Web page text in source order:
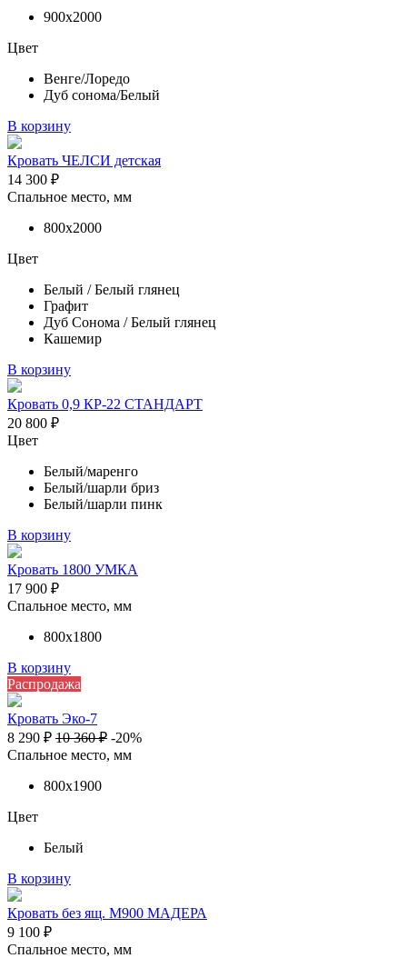
900х2000
Цвет
Венге/Лоредо
Дуб сонома/Белый
В корзину
Кровать ЧЕЛСИ детская
14 300 ₽
Спальное место, мм
800х2000
Цвет
Белый / Белый глянец
Графит
Дуб Сонома / Белый глянец
Кашемир
В корзину
Кровать 0,9 КР-22 СТАНДАРТ
20 800 ₽
Цвет
Белый/маренго
Белый/шарли бриз
Белый/шарли пинк
В корзину
Кровать 1800 УМКА
17 900 ₽
Спальное место, мм
800х1800
В корзину
Распродажа
Кровать Эко-7
8 290 ₽ 10 360₽ -20%
Спальное место, мм
800х1900
Цвет
Белый
В корзину
Кровать без ящ. М900 МАДЕРА
9 100 ₽
Спальное место, мм